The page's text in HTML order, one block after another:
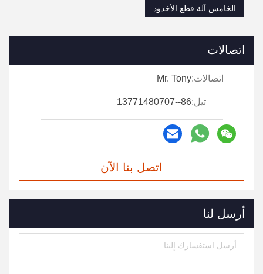
الخامس آلة قطع الأخدود
اتصالات
اتصالات:Mr. Tony
تيل:86--13771480707
اتصل بنا الآن
أرسل لنا